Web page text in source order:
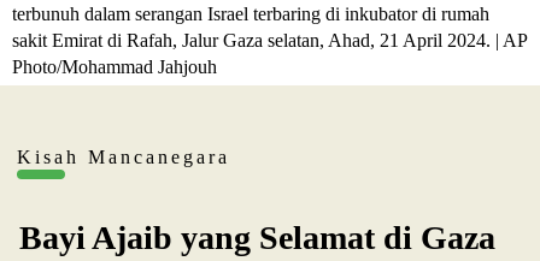
terbunuh dalam serangan Israel terbaring di inkubator di rumah
sakit Emirat di Rafah, Jalur Gaza selatan, Ahad, 21 April 2024. | AP
Photo/Mohammad Jahjouh
Kisah Mancanegara
Bayi Ajaib yang Selamat di Gaza